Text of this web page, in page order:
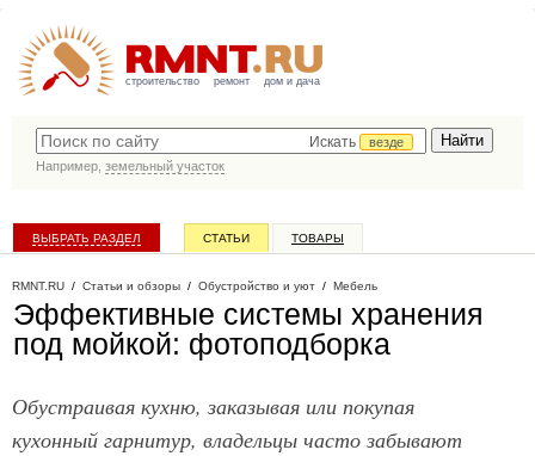
строительство ремонт дом и дача
Искать
везде
Например, земельный участок
ВЫБРАТЬ РАЗДЕЛ СТАТЬИ ТОВАРЫ
RMNT.RU / Статьи и обзоры / Обустройство и уют / Мебель
Эффективные системы хранения
под мойкой: фотоподборка
Обустраивая кухню, заказывая или покупая
кухонный гарнитур, владельцы часто забывают